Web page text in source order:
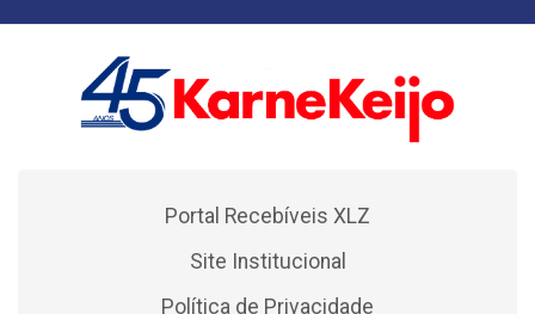
Portal Recebíveis XLZ
Site Institucional
Política de Privacidade